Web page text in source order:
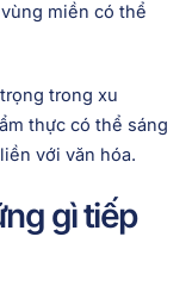
miền có thể
trong xu
thực có thể sáng
với văn hóa.
gì tiếp